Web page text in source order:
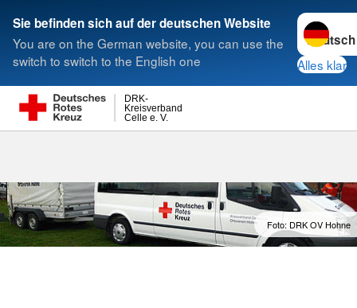
Sie befinden sich auf der deutschen Website
You are on the German website, you can use the
switch to switch to the English one
Sprache
Alles klar
Celle e. V.
Kreisverband
DRK-
Suche
Foto: DRK OV Hohne